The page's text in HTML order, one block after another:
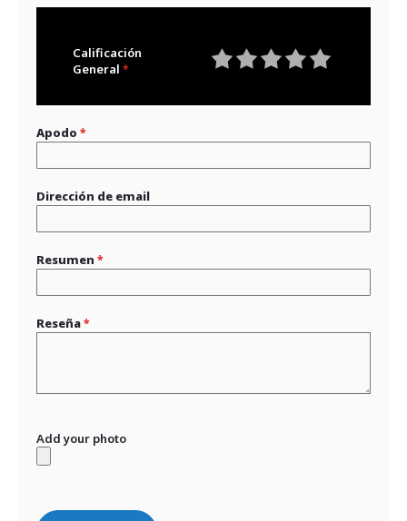
Calificación
General
Apodo
Dirección de email
Resumen
Reseña
Add your photo